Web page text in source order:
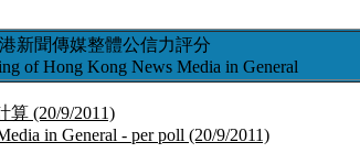
新聞傳媒整體公信力評分
of Hong Kong News Media in General
(20/9/2011)
in General - per poll (20/9/2011)